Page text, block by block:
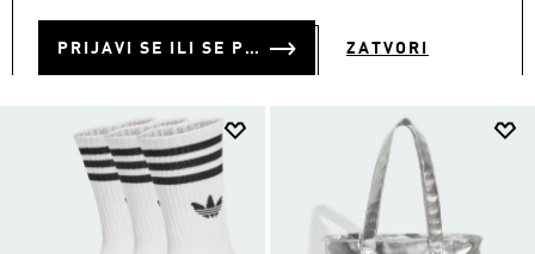
PRIJAVI SE ILI SE PRIDRUŽI SADA ZATVORI